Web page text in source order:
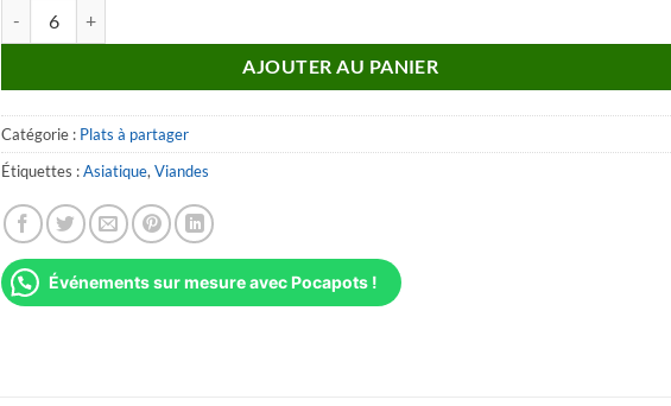
AJOUTER AU PANIER
Catégorie : Plats à partager
Étiquettes :Asiatique,Viandes
Événements sur mesure avec Pocapots !